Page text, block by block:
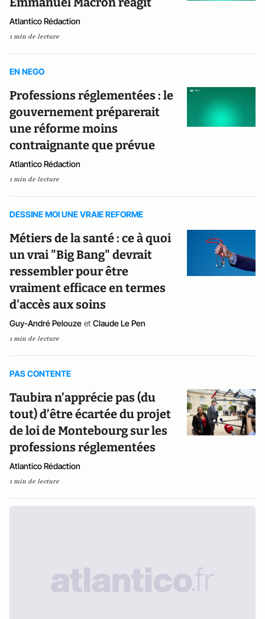
Atlantico Rédaction
1 min de lecture
EN NEGO
Professions réglementées : le
gouvernement préparerait
une réforme moins
contraignante que prévue
Atlantico Rédaction
1 min de lecture
DESSINE MOI UNE VRAIE REFORME
Métiers de la santé : ce à quoi
un vrai "Big Bang" devrait
ressembler pour être
vraiment efficace en termes
d'accès aux soins
Guy-André Pelouze et Claude Le Pen
1 min de lecture
PAS CONTENTE
Taubira n’apprécie pas (du
tout) d’être écartée du projet
de loi de Montebourg sur les
professions réglementées
Atlantico Rédaction
1 min de lecture